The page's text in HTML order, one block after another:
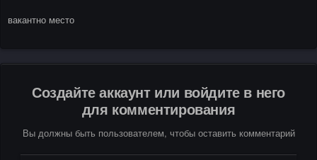
вакантно место
Создайте аккаунт или войдите в него
для комментирования
Вы должны быть пользователем, чтобы оставить комментарий